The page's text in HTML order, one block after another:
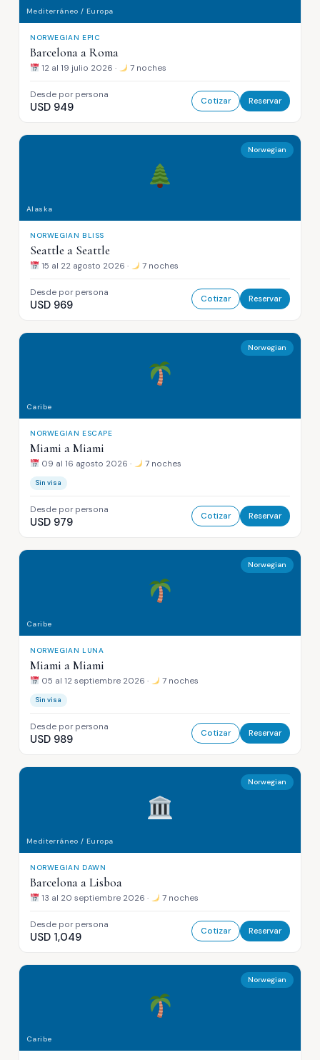
Mediterráneo / Europa
NORWEGIAN EPIC
Barcelona a Roma
12 al 19 julio 2026 · 7 noches
Desde por persona
USD 949 Cotizar Reservar
Alaska
Norwegian
NORWEGIAN BLISS
Seattle a Seattle
15 al 22 agosto 2026 · 7 noches
Desde por persona
USD 969 Cotizar Reservar
Caribe
Norwegian
NORWEGIAN ESCAPE
Miami a Miami
09 al 16 agosto 2026 · 7 noches
Sin visa
Desde por persona
USD 979 Cotizar Reservar
Caribe
Norwegian
NORWEGIAN LUNA
Miami a Miami
05 al 12 septiembre 2026 · 7 noches
Sin visa
Desde por persona
USD 989 Cotizar Reservar
Mediterráneo / Europa
Norwegian
NORWEGIAN DAWN
Barcelona a Lisboa
13 al 20 septiembre 2026 · 7 noches
Desde por persona
USD 1,049 Cotizar Reservar
Caribe
Norwegian